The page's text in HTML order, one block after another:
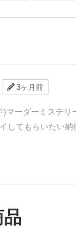
3ヶ月前
)マーダーミステリ
してもらいたい納